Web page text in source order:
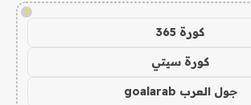
!
كورة 365
كورة سيتي
جول العرب goalarab